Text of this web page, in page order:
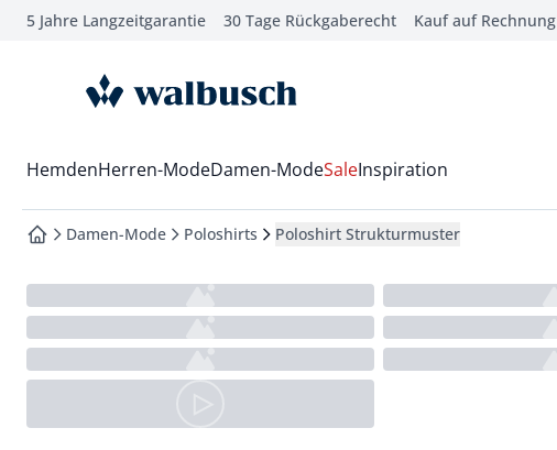
springen
springen
springen
5 Jahre Langzeitgarantie 30 Tage Rückgaberecht Kauf auf Rechnung
zur Startseite
Wechsel in das Menü mit Pfeil-Runter Taste
HemdenHerren-ModeDamen-ModeSaleInspiration
zur Startseite
Damen-Mode Poloshirts Poloshirt Strukturmuster